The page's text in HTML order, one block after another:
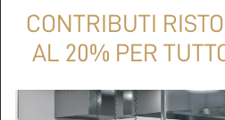
Azienda
CONTATTI
FOLLOW US
CONTRIBUTI
AL 20% PER